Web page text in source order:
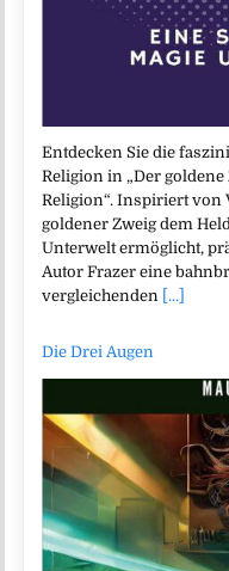
Entdecken Sie die
Religion in „Der
Religion“. Inspiriert von
goldener Zweig dem
Unterwelt ermöglicht,
Autor Frazer eine
vergleichenden [...]
Die Drei Augen